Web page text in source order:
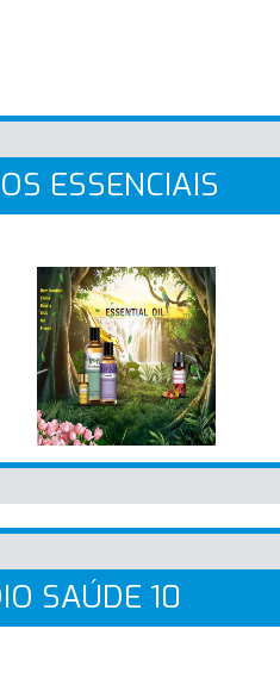
ESSENCIAIS
SAÚDE 10